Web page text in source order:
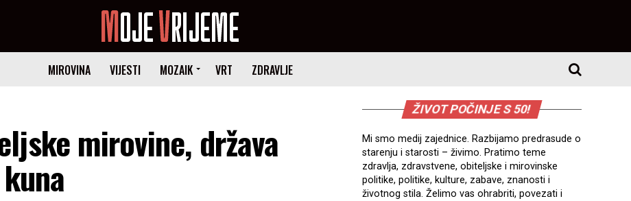
MIROVINA VIJESTI MOZAIK VRT ZDRAVLJE
mirovine, država
ŽIVOT POČINJE S 50!
Mi smo medij zajednice. Razbijamo predrasude o
starenju i starosti – živimo. Pratimo teme
zdravlja, zdravstvene, obiteljske i mirovinske
politike, politike, kulture, zabave, znanosti i
životnog stila. Želimo vas ohrabriti, povezati i